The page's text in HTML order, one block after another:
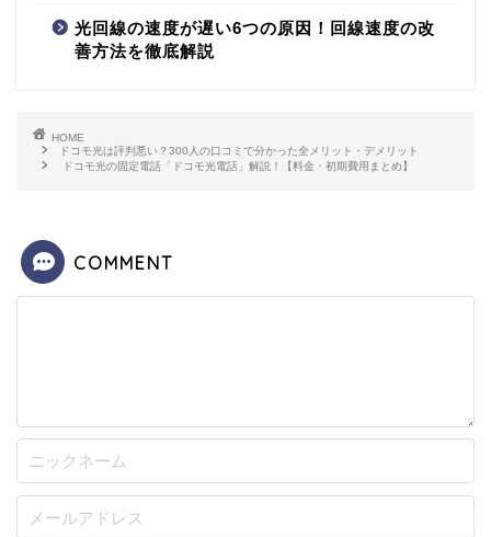
光回線の速度が遅い6つの原因！回線速度の改
善方法を徹底解説
HOME
ドコモ光は評判悪い？300人の口コミで分かった全メリット・デメリット
ドコモ光の固定電話「ドコモ光電話」解説！【料金・初期費用まとめ】
COMMENT